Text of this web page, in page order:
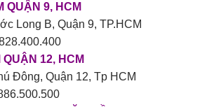
QUẬN 9, HCM
Long B, Quận 9, TP.HCM
QUẬN 12, HCM
Đông, Quận 12, Tp HCM